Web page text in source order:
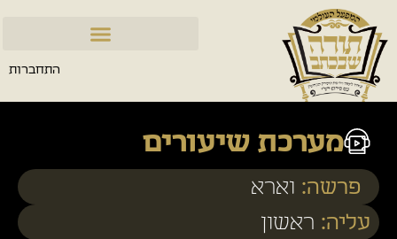
התחברות
מערכת שיעורים
פרשה: וארא
עליה: ראשון